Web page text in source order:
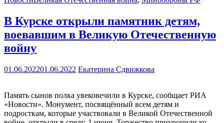
В Курске открыли памятник детям,
воевавшим в Великую Отечественную
войну
01.06.202201.06.2022 Екатерина Сдвижкова
Память сынов полка увековечили в Курске, сообщает РИА
«Новости». Монумент, посвящённый всем детям и
подросткам, которые участвовали в Великой Отечественной